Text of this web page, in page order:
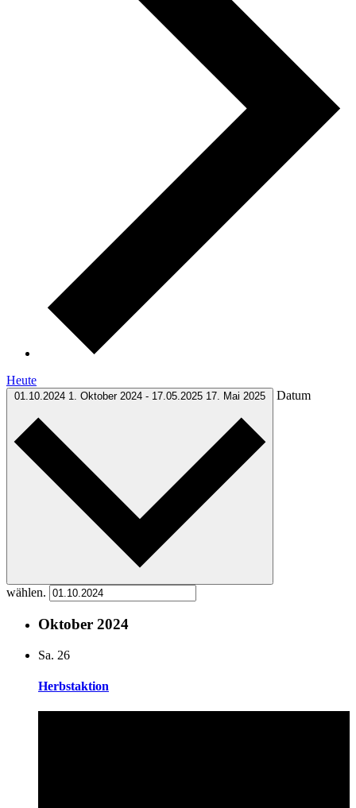
Heute
01.10.2024 1. Oktober 2024 - 17.05.2025 17. Mai 2025 Datum
wählen.
Oktober 2024
Sa. 26
Herbstaktion